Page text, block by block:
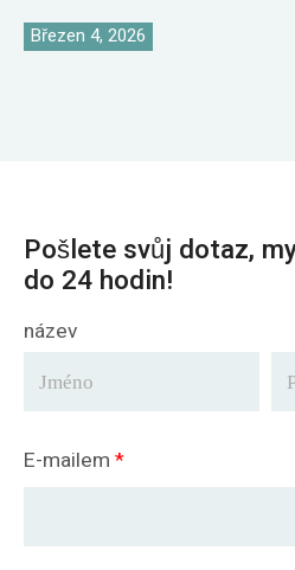
Březen 4, 2026
Pošlete svůj dotaz,
do 24 hodin!
název
E-mailem *